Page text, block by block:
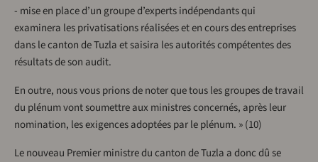
- mise en place d’un groupe d’experts indépendants qui
examinera les privatisations réalisées et en cours des entreprises
dans le canton de Tuzla et saisira les autorités compétentes des
résultats de son audit.
En outre, nous vous prions de noter que tous les groupes de travail
du plénum vont soumettre aux ministres concernés, après leur
nomination, les exigences adoptées par le plénum. » (10)
Le nouveau Premier ministre du canton de Tuzla a donc dû se